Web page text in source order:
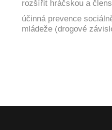
rozšířit hráčskou a
účinná prevence
mládeže (drogové